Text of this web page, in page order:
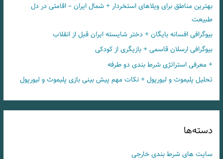
بهترین مناطق برای ویلاهای استخردار + شمال ایران – اقامتی در دل
طبیعت
بیوگرافی افسانه بایگان + دختر شایسته ایران قبل از انقلاب
بیوگرافی ارسلان قاسمی + بازیگری از کودکی
+ معرفی استراتژی شرط بندی دو طرفه
تحلیل پلیموث و لیورپول + نکات مهم پیش بینی بازی پلیموث و لیورپول
دسته‌ها
سایت های شرط بندی خارجی